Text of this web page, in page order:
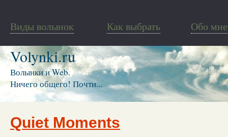
Виды волынок Как выбрать Обо мне
Volynki.ru
Волынки и Web.
Ничего общего! Почти...
Quiet Moments